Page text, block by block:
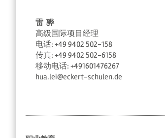
雷 骅
高级国际项目经理
电话: +49 9402 502-158
传真: +49 9402 502-6158
移动电话: +491601476267
hua.lei@eckert-schulen.de